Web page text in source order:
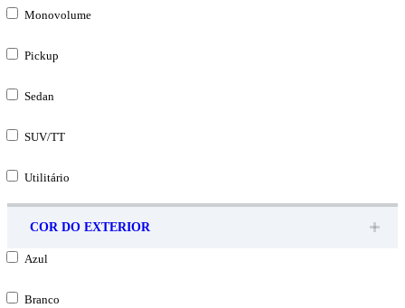
Monovolume
Pickup
Sedan
SUV/TT
Utilitário
COR DO EXTERIOR
Azul
Branco